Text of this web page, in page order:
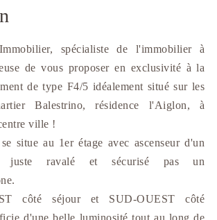
spécialiste de l'immobilier à
de vous proposer en exclusivité à la
de type F4/5 idéalement situé sur les
Balestrino, résidence l'Aiglon, à
ville !
situe au 1er étage avec ascenseur d'un
juste ravalé et sécurisé pas un
côté séjour et SUD-OUEST côté
d'une belle luminosité tout au long de